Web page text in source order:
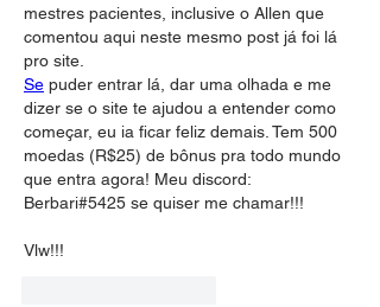
mestres pacientes, inclusive o Allen que
comentou aqui neste mesmo post já foi lá
pro site.
Se puder entrar lá, dar uma olhada e me
dizer se o site te ajudou a entender como
começar, eu ia ficar feliz demais. Tem 500
moedas (R$25) de bônus pra todo mundo
que entra agora! Meu discord:
Berbari#5425 se quiser me chamar!!!
Vlw!!!